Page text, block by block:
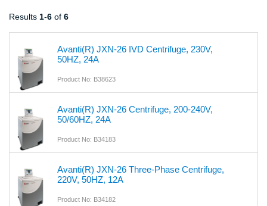
Results 1-6 of 6
Avanti(R) JXN-26 IVD Centrifuge, 230V,
50HZ, 24A
Product No: B38623
Avanti(R) JXN-26 Centrifuge, 200-240V,
50/60HZ, 24A
Product No: B34183
Avanti(R) JXN-26 Three-Phase Centrifuge,
220V, 50HZ, 12A
Product No: B34182